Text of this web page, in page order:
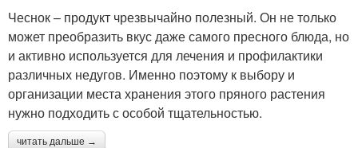
Чеснок – продукт чрезвычайно полезный. Он не только
может преобразить вкус даже самого пресного блюда, но
и активно используется для лечения и профилактики
различных недугов. Именно поэтому к выбору и
организации места хранения этого пряного растения
нужно подходить с особой тщательностью.
читать дальше →